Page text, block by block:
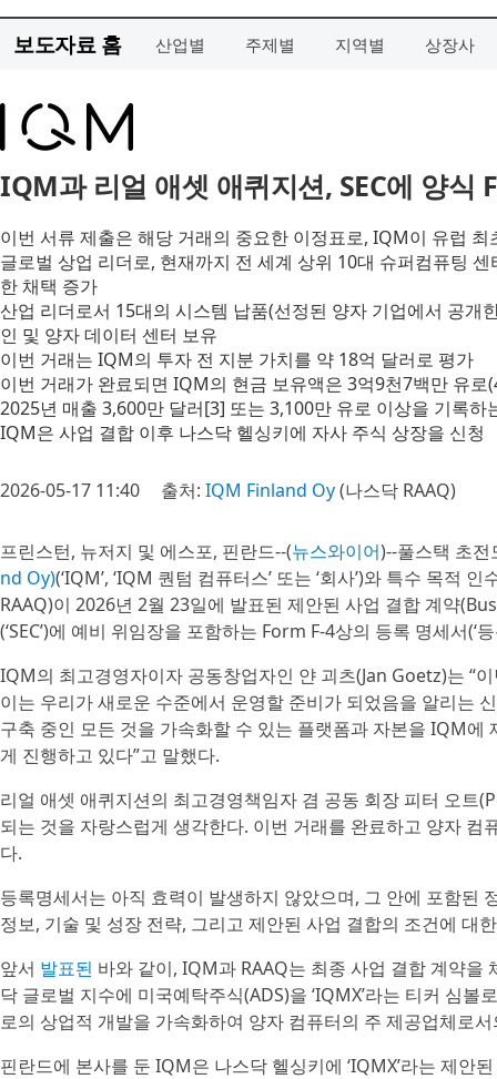
보도자료 홈 산업별 주제별 지역별 상장사
IQM과 리얼 애셋 애퀴지션, SEC에 양식
이번 서류 제출은 해당 거래의 중요한 이정표로, IQM이 유럽
글로벌 상업 리더로, 현재까지 전 세계 상위 10대 슈퍼컴퓨팅
한 채택 증가
산업 리더로서 15대의 시스템 납품(선정된 양자 기업에서 공
인 및 양자 데이터 센터 보유
이번 거래는 IQM의 투자 전 지분 가치를 약 18억 달러로 평가
이번 거래가 완료되면 IQM의 현금 보유액은 3억9천7백만 유
2025년 매출 3,600만 달러[3] 또는 3,100만 유로 이상을 기록하
IQM은 사업 결합 이후 나스닥 헬싱키에 자사 주식 상장을 신청
2026-05-17 11:40 출처: IQM Finland Oy(나스닥 RAAQ)
프린스턴, 뉴저지 및 에스포, 핀란드--(뉴스와이어)--풀스택 초
nd Oy)(‘IQM’, ‘IQM 퀀텀 컴퓨터스’ 또는 ‘회사’)와 특수 목
RAAQ)이 2026년 2월 23일에 발표된 제안된 사업 결합 계약
(‘SEC’)에 예비 위임장을 포함하는 Form F-4상의 등록 명세서(‘
IQM의 최고경영자이자 공동창업자인 얀 괴츠(Jan Goetz)는 “
이는 우리가 새로운 수준에서 운영할 준비가 되었음을 알리는
구축 중인 모든 것을 가속화할 수 있는 플랫폼과 자본을 IQM
게 진행하고 있다”고 말했다.
리얼 애셋 애퀴지션의 최고경영책임자 겸 공동 회장 피터 오
되는 것을 자랑스럽게 생각한다. 이번 거래를 완료하고 양자
다.
등록명세서는 아직 효력이 발생하지 않았으며, 그 안에 포함된
정보, 기술 및 성장 전략, 그리고 제안된 사업 결합의 조건에 대
앞서 발표된 바와 같이, IQM과 RAAQ는 최종 사업 결합 계약
닥 글로벌 지수에 미국예탁주식(ADS)을 ‘IQMX’라는 티커 심
로의 상업적 개발을 가속화하여 양자 컴퓨터의 주 제공업체로
핀란드에 본사를 둔 IQM은 나스닥 헬싱키에 ‘IQMX’라는 제안